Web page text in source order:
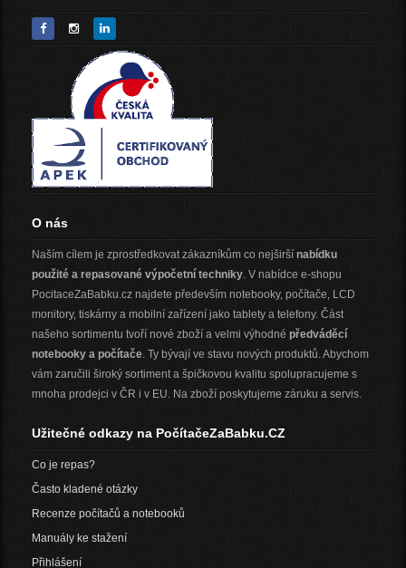
O nás
Naším cílem je zprostředkovat zákazníkům co nejširší nabídku
použité a repasované výpočetní techniky. V nabídce e-shopu
PocitaceZaBabku.cz najdete především notebooky, počítače, LCD
monitory, tiskárny a mobilní zařízení jako tablety a telefony. Část
našeho sortimentu tvoří nové zboží a velmi výhodné předváděcí
notebooky a počítače. Ty bývají ve stavu nových produktů. Abychom
vám zaručili široký sortiment a špičkovou kvalitu spolupracujeme s
mnoha prodejci v ČR i v EU. Na zboží poskytujeme záruku a servis.
Užitečné odkazy na PočítačeZaBabku.CZ
Co je repas?
Často kladené otázky
Recenze počítačů a notebooků
Manuály ke stažení
Přihlášení